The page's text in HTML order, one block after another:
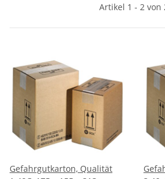
Artikel 1 - 2 von
Gefahrgutkarton, Qualität